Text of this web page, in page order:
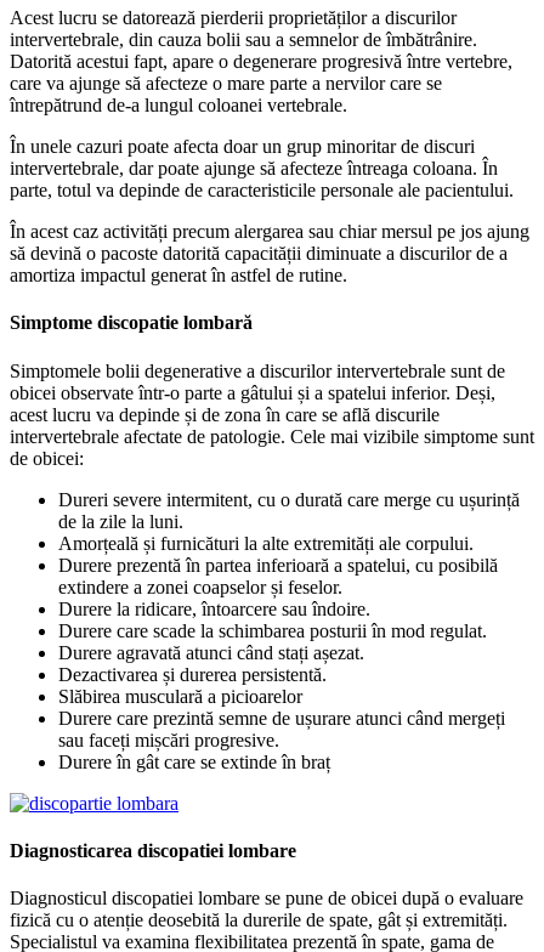
Acest lucru se datorează pierderii proprietăților a discurilor
intervertebrale, din cauza bolii sau a semnelor de îmbătrânire.
Datorită acestui fapt, apare o degenerare progresivă între vertebre,
care va ajunge să afecteze o mare parte a nervilor care se
întrepătrund de-a lungul coloanei vertebrale.
În unele cazuri poate afecta doar un grup minoritar de discuri
intervertebrale, dar poate ajunge să afecteze întreaga coloana. În
parte, totul va depinde de caracteristicile personale ale pacientului.
În acest caz activități precum alergarea sau chiar mersul pe jos ajung
să devină o pacoste datorită capacității diminuate a discurilor de a
amortiza impactul generat în astfel de rutine.
Simptome discopatie lombară
Simptomele bolii degenerative a discurilor intervertebrale sunt de
obicei observate într-o parte a gâtului și a spatelui inferior. Deși,
acest lucru va depinde și de zona în care se află discurile
intervertebrale afectate de patologie. Cele mai vizibile simptome sunt
de obicei:
Dureri severe intermitent, cu o durată care merge cu ușurință
de la zile la luni.
Amorțeală și furnicături la alte extremități ale corpului.
Durere prezentă în partea inferioară a spatelui, cu posibilă
extindere a zonei coapselor și feselor.
Durere la ridicare, întoarcere sau îndoire.
Durere care scade la schimbarea posturii în mod regulat.
Durere agravată atunci când stați așezat.
Dezactivarea și durerea persistentă.
Slăbirea musculară a picioarelor
Durere care prezintă semne de ușurare atunci când mergeți
sau faceți mișcări progresive.
Durere în gât care se extinde în braț
Diagnosticarea discopatiei lombare
Diagnosticul discopatiei lombare se pune de obicei după o evaluare
fizică cu o atenție deosebită la durerile de spate, gât și extremități.
Specialistul va examina flexibilitatea prezentă în spate, gama de